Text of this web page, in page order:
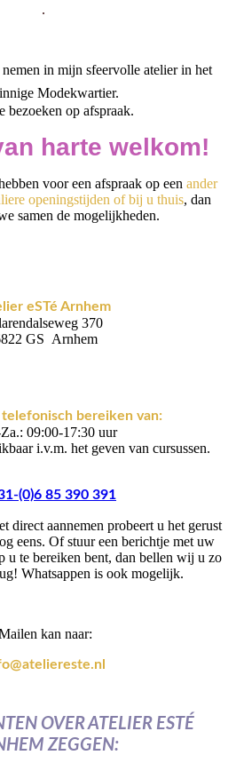
.
in mijn sfeervolle atelier in het
Modekwartier.
bezoeken op afspraak.
harte welkom!
voor een afspraak op een ander
openingstijden of bij u thuis, dan
samen de mogelijkheden.
eSTé Arnhem
370
GS Arnhem
bereiken van:
09:00-17:30 uur
i.v.m. het geven van cursussen.
(0)6 85 390 391
direct aannemen probeert u het gerust
eens. Of stuur een berichtje met uw
u te bereiken bent, dan bellen wij u zo
Whatsappen is ook mogelijk.
kan naar:
OVER ATELIER ESTÉ
ZEGGEN: